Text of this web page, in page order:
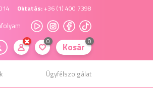
Oktatás: +36 (1) 400 7398
0 Kosár 0
Ügyfélszolgálat